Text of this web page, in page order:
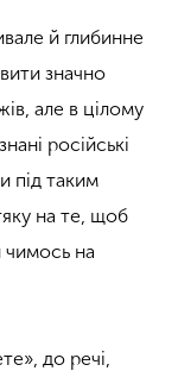
й глибинне
значно
але в цілому
російські
під таким
на те, щоб
чимось на
до речі,